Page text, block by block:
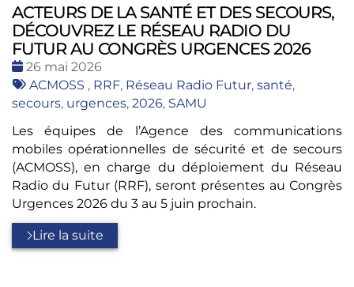
ACTEURS DE LA SANTÉ ET DES SECOURS,
DÉCOUVREZ LE RÉSEAU RADIO DU
FUTUR AU CONGRÈS URGENCES 2026
Date
:
26 mai 2026
Tags
:
ACMOSS , RRF, Réseau Radio Futur, santé,
secours, urgences, 2026, SAMU
Les équipes de l’Agence des communications
mobiles opérationnelles de sécurité et de secours
(ACMOSS), en charge du déploiement du Réseau
Radio du Futur (RRF), seront présentes au Congrès
Urgences 2026 du 3 au 5 juin prochain.
Lire la suite